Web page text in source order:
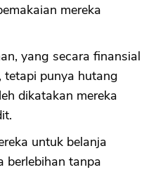
mereka
yang secara finansial
tetapi punya hutang
dikatakan mereka
untuk belanja
berlebihan tanpa